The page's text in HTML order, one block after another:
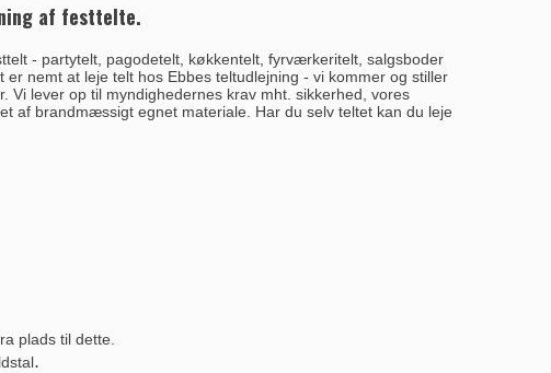
af festtelte.
- partytelt, pagodetelt, køkkentelt, fyrværkeritelt, salgsboder
nemt at leje telt hos Ebbes teltudlejning - vi kommer og stiller
lever op til myndighedernes krav mht. sikkerhed, vores
af brandmæssigt egnet materiale. Har du selv teltet kan du leje
plads til dette.
.